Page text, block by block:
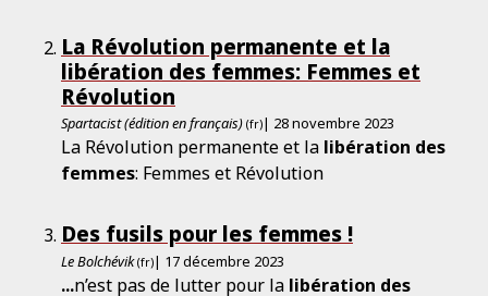
La Révolution permanente et la
libération des femmes: Femmes et
Révolution
Spartacist (édition en français) (fr)| 28 novembre 2023
La Révolution permanente et la libération des
femmes: Femmes et Révolution
Des fusils pour les femmes !
Le Bolchévik (fr)| 17 décembre 2023
...n’est pas de lutter pour la libération des